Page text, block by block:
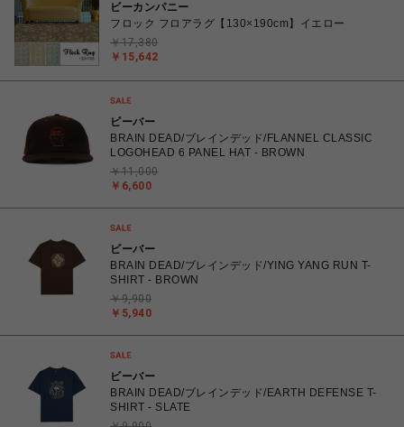
ビーカンパニー
フロック フロアラグ【130×190cm】イエロー
￥15,642
￥17,380
ビーバー
BRAIN DEAD/ブレインデッド/FLANNEL CLASSIC
LOGOHEAD 6 PANEL HAT - BROWN
￥6,600
￥11,000
ビーバー
BRAIN DEAD/ブレインデッド/YING YANG RUN T-
SHIRT - BROWN
￥5,940
￥9,900
ビーバー
BRAIN DEAD/ブレインデッド/EARTH DEFENSE T-
SHIRT - SLATE